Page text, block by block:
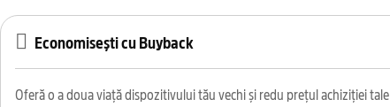
Economisești cu Buyback
Oferă o a doua viață dispozitivului tău vechi și redu prețul achiziției tale